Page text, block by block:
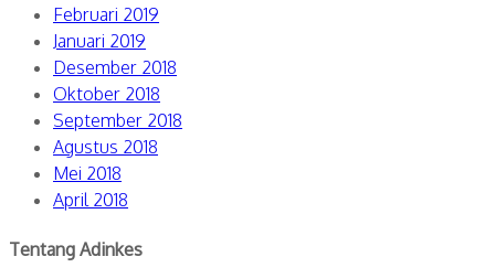
Februari 2019
Januari 2019
Desember 2018
Oktober 2018
September 2018
Agustus 2018
Mei 2018
April 2018
Tentang Adinkes